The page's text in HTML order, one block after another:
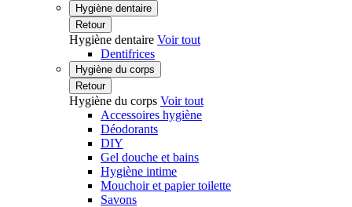
Hygiène dentaire
Retour
Hygiène dentaire Voir tout
Dentifrices
Hygiène du corps
Retour
Hygiène du corps Voir tout
Accessoires hygiène
Déodorants
DIY
Gel douche et bains
Hygiène intime
Mouchoir et papier toilette
Savons